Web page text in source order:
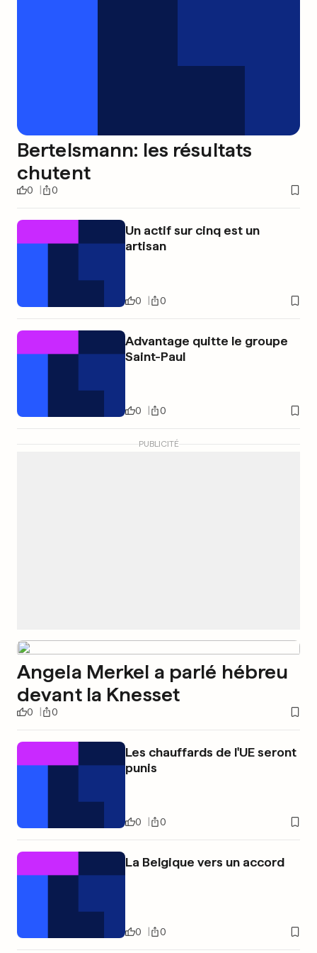
Bertelsmann: les résultats
chutent
0 0
Un actif sur cinq est un
artisan
0 0
Advantage quitte le groupe
Saint-Paul
0 0
PUBLICITÉ
Angela Merkel a parlé hébreu
devant la Knesset
0 0
Les chauffards de l'UE seront
punis
0 0
La Belgique vers un accord
0 0